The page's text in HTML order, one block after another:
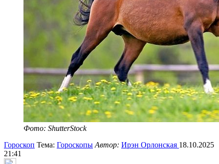
Фото: ShutterStock
Гороскоп Тема: Гороскопы Автор: Ирэн Орлонская 18.10.2025
21:41